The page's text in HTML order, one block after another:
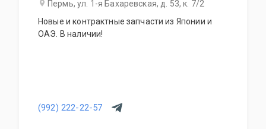
Пермь, ул. 1-я Бахаревская, д. 53, к. 7/2
Новые и контрактные запчасти из Японии и
ОАЭ. В наличии!
(992) 222-22-57